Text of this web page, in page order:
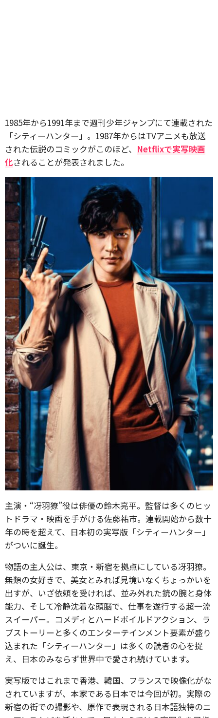
1985年から1991年まで週刊少年ジャンプにて連載された
「シティーハンター」。1987年からはTVアニメも放送
された伝説のコミックがこのほど、 Netflixで実写映画
化されることが発表されました。
主演・“冴羽獠”役は俳優の鈴木亮平。監督は多くのヒッ
トドラマ・映画を手がける佐藤祐市。連載開始から数十
年の時を超えて、日本初の実写版「シティーハンター」
がついに誕生。
物語の主人公は、東京・新宿を拠点にしている冴羽獠。
無類の女好きで、美女とみれば見境いなくちょっかいを
出すが、いざ依頼を受ければ、並み外れた銃の腕と身体
能力、そして冷静沈着な頭脳で、仕事を遂行する超一流
スイーパー。コメディとハードボイルドアクション、ラ
ブストーリーと多くのエンターテインメント要素が盛り
込まれた「シティーハンター」は多くの読者の心を捉
え、日本のみならず世界中で愛され続けています。
実写版ではこれまで香港、韓国、フランスで映像化がな
されていますが、本家である日本では今回が初。実際の
新宿の街での撮影や、原作で表現される日本語独特のニ